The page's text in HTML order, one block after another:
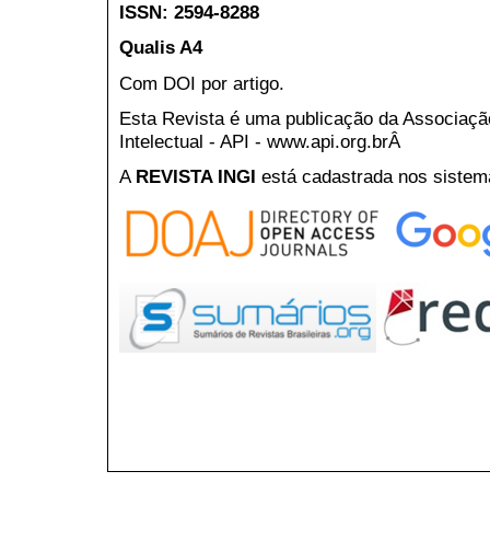
ISSN: 2594-8288
Qualis A4
Com DOI por artigo.
Esta Revista é uma publicação da
Intelectual - API - www.api.org.brÂ
A REVISTA INGI está cadastrada nos